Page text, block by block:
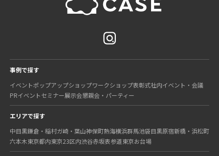
事例で探す
イベントポップアップショップワークショップ表彰式社内イベント・会議
PRイベントセミナー展示会懇親会・パーティー
エリアで探す
中目黒鎌倉・稲村ガ崎・葉山神保町熱海横浜群馬池袋目黒原宿新橋・浜松町
六本木東京都内東京23区内渋谷赤坂表参道東京お台場